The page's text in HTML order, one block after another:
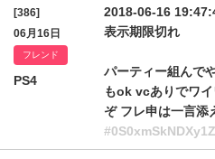
[386]
06月16日
フレンド
PS4
2018-06-16
表示期限切れ
パーティー組んで
もok vcありでワ
ぞ フレ申は一言添
#0S0xmSkNDXy1Z